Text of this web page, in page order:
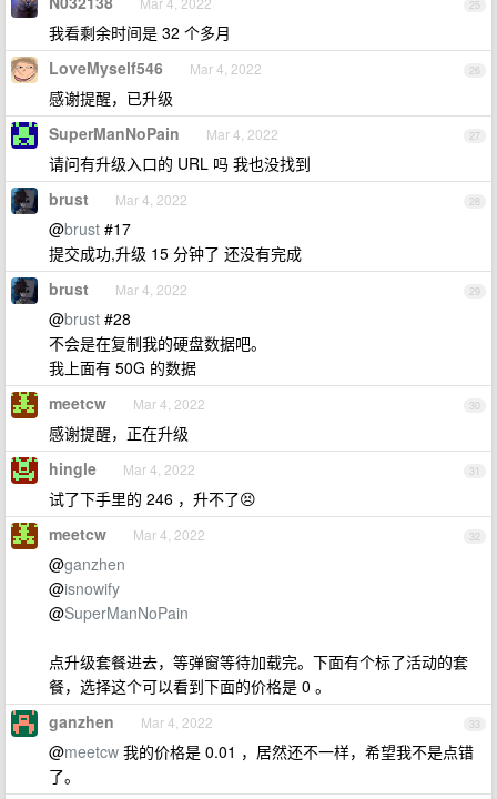
25
我看剩余时间是 32 个多月
26
LoveMyself546 Mar 4, 2022
感谢提醒，已升级
27
SuperManNoPain Mar 4, 2022
请问有升级入口的 URL 吗 我也没找到
28
brust Mar 4, 2022
@brust #17
提交成功,升级 15 分钟了 还没有完成
29
brust Mar 4, 2022
@brust #28
不会是在复制我的硬盘数据吧。
我上面有 50G 的数据
30
meetcw Mar 4, 2022
感谢提醒，正在升级
31
hingle Mar 4, 2022
试了下手里的 246 ，升不了😣
32
meetcw Mar 4, 2022
@ganzhen
@isnowify
@SuperManNoPain
点升级套餐进去，等弹窗等待加载完。下面有个标了活动的套
餐，选择这个可以看到下面的价格是 0 。
33
ganzhen Mar 4, 2022
@meetcw 我的价格是 0.01 ，居然还不一样，希望我不是点错
了。